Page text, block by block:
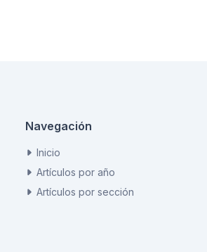
Navegación
Inicio
Artículos por año
Artículos por sección